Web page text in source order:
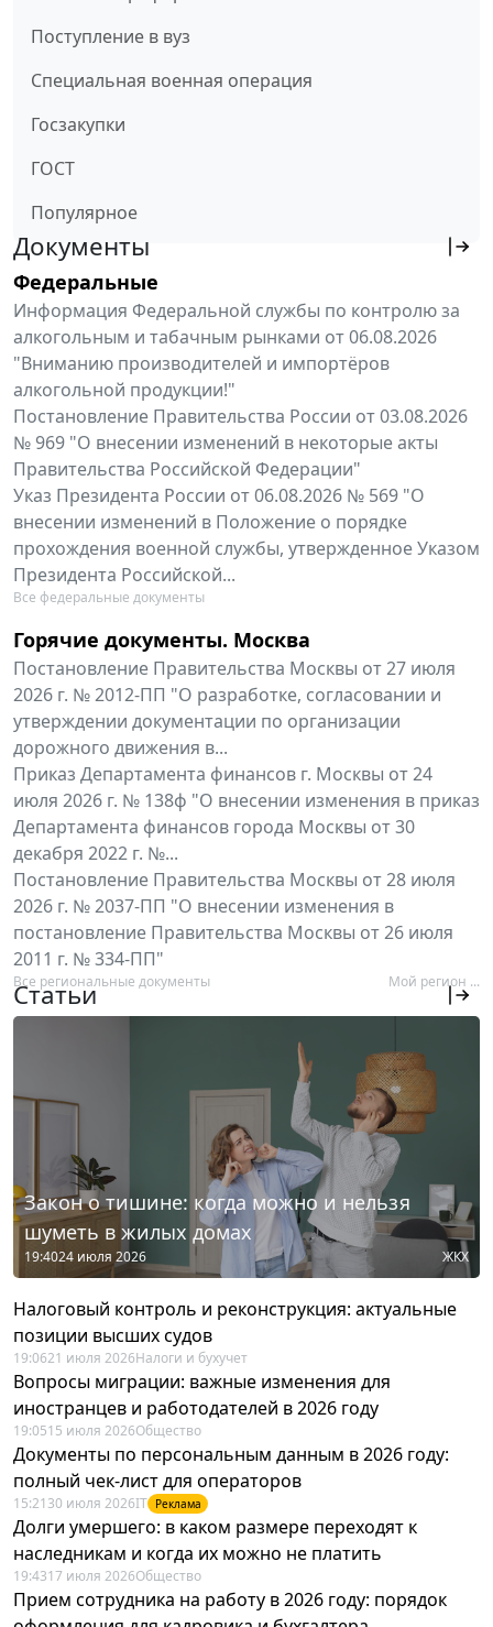
Поступление в вуз
Специальная военная операция
Госзакупки
ГОСТ
Популярное
Документы
Федеральные
Информация Федеральной службы по контролю за
алкогольным и табачным рынками от 06.08.2026
"Вниманию производителей и импортёров
алкогольной продукции!"
Постановление Правительства России от 03.08.2026
№ 969 "О внесении изменений в некоторые акты
Правительства Российской Федерации"
Указ Президента России от 06.08.2026 № 569 "О
внесении изменений в Положение о порядке
прохождения военной службы, утвержденное Указом
Президента Российской...
Все федеральные документы
Горячие документы. Москва
Постановление Правительства Москвы от 27 июля
2026 г. № 2012-ПП "О разработке, согласовании и
утверждении документации по организации
дорожного движения в...
Приказ Департамента финансов г. Москвы от 24
июля 2026 г. № 138ф "О внесении изменения в приказ
Департамента финансов города Москвы от 30
декабря 2022 г. №...
Постановление Правительства Москвы от 28 июля
2026 г. № 2037-ПП "О внесении изменения в
постановление Правительства Москвы от 26 июля
2011 г. № 334-ПП"
Все региональные документы Мой регион ...
Статьи
Закон о тишине: когда можно и нельзя
шуметь в жилых домах
19:4024 июля 2026 ЖКХ
Налоговый контроль и реконструкция: актуальные
позиции высших судов
19:0621 июля 2026Налоги и бухучет
Вопросы миграции: важные изменения для
иностранцев и работодателей в 2026 году
19:0515 июля 2026Общество
Документы по персональным данным в 2026 году:
полный чек-лист для операторов
15:21 30 июля 2026IT Реклама
Долги умершего: в каком размере переходят к
наследникам и когда их можно не платить
19:4317 июля 2026Общество
Прием сотрудника на работу в 2026 году: порядок